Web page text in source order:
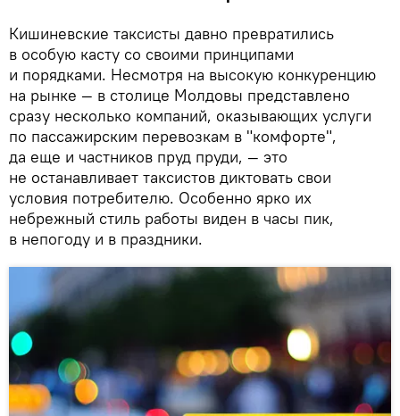
Кишиневские таксисты давно превратились
в особую касту со своими принципами
и порядками. Несмотря на высокую конкуренцию
на рынке — в столице Молдовы представлено
сразу несколько компаний, оказывающих услуги
по пассажирским перевозкам в "комфорте",
да еще и частников пруд пруди, — это
не останавливает таксистов диктовать свои
условия потребителю. Особенно ярко их
небрежный стиль работы виден в часы пик,
в непогоду и в праздники.